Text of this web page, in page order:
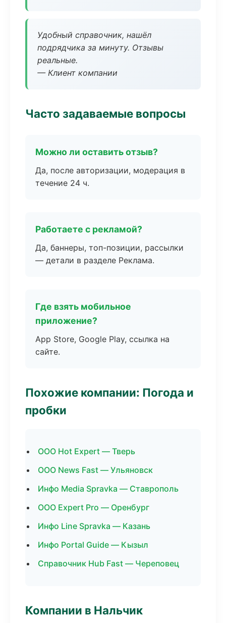
Удобный справочник, нашёл
подрядчика за минуту. Отзывы
реальные.
— Клиент компании
Часто задаваемые вопросы
Можно ли оставить отзыв?
Да, после авторизации, модерация в
течение 24 ч.
Работаете с рекламой?
Да, баннеры, топ-позиции, рассылки
— детали в разделе Реклама.
Где взять мобильное
приложение?
App Store, Google Play, ссылка на
сайте.
Похожие компании: Погода и
пробки
ООО Hot Expert — Тверь
ООО News Fast — Ульяновск
Инфо Media Spravka — Ставрополь
ООО Expert Pro — Оренбург
Инфо Line Spravka — Казань
Инфо Portal Guide — Кызыл
Справочник Hub Fast — Череповец
Компании в Нальчик